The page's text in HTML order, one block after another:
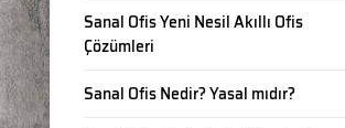
Sanal Ofis Yeni Nesil Akıllı Ofis
Çözümleri
Sanal Ofis Nedir? Yasal mıdır?